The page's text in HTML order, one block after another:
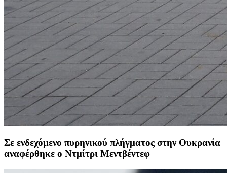
Σε ενδεχόμενο πυρηνικού πλήγματος στην Ουκρανία
αναφέρθηκε ο Ντμίτρι Μεντβέντεφ